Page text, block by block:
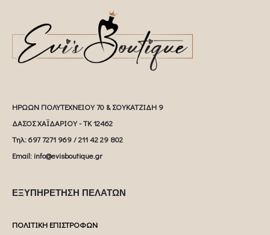
ΗΡΩΩΝ ΠΟΛΥΤΕΧΝΕΙΟΥ 70 & ΣΟΥΚΑΤΖΙΔΗ 9
ΔΑΣΟΣ ΧΑΪΔΑΡΙΟΥ - ΤΚ 12462
Tηλ: 697 7271 969 / 211 42 29 802
Email: info@evisboutique.gr
ΕΞΥΠΗΡΕΤΗΣΗ ΠΕΛΑΤΩΝ
ΠΟΛΙΤΙΚΗ ΕΠΙΣΤΡΟΦΩΝ